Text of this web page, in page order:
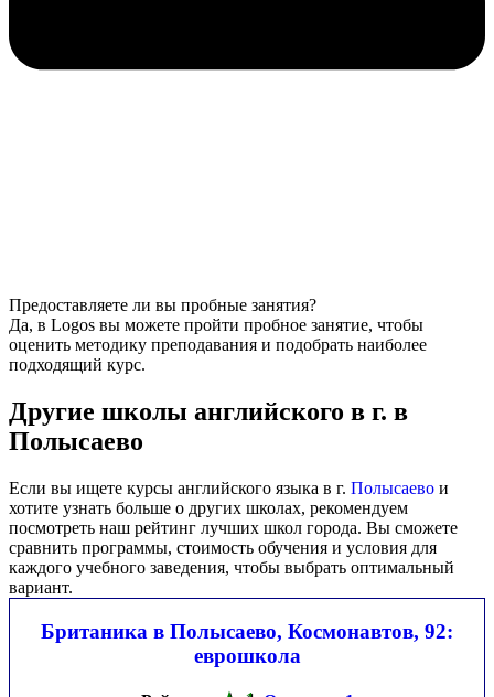
Предоставляете ли вы пробные занятия?
Да, в Logos вы можете пройти пробное занятие, чтобы
оценить методику преподавания и подобрать наиболее
подходящий курс.
Другие школы английского в г. в
Полысаево
Если вы ищете курсы английского языка в г. Полысаево и
хотите узнать больше о других школах, рекомендуем
посмотреть наш рейтинг лучших школ города. Вы сможете
сравнить программы, стоимость обучения и условия для
каждого учебного заведения, чтобы выбрать оптимальный
вариант.
Британика в Полысаево, Космонавтов, 92:
еврошкола